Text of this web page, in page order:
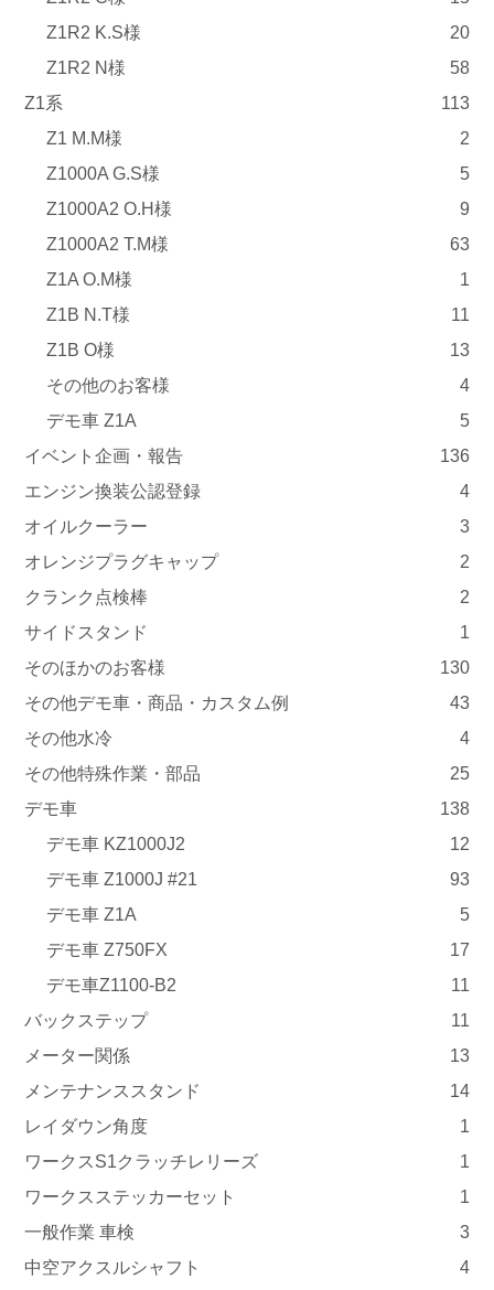
Z1R2 K.S様
20
Z1R2 N様
58
Z1系
113
Z1 M.M様
2
Z1000A G.S様
5
Z1000A2 O.H様
9
Z1000A2 T.M様
63
Z1A O.M様
1
Z1B N.T様
11
Z1B O様
13
その他のお客様
4
デモ車 Z1A
5
イベント企画・報告
136
エンジン換装公認登録
4
オイルクーラー
3
オレンジプラグキャップ
2
クランク点検棒
2
サイドスタンド
1
そのほかのお客様
130
その他デモ車・商品・カスタム例
43
その他水冷
4
その他特殊作業・部品
25
デモ車
138
デモ車 KZ1000J2
12
デモ車 Z1000J #21
93
デモ車 Z1A
5
デモ車 Z750FX
17
デモ車Z1100-B2
11
バックステップ
11
メーター関係
13
メンテナンススタンド
14
レイダウン角度
1
ワークスS1クラッチレリーズ
1
ワークスステッカーセット
1
一般作業 車検
3
中空アクスルシャフト
4